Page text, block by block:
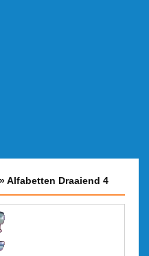
»Alfabetten Draaiend 4